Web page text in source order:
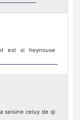
est si heynouse
seisine celuy de qi